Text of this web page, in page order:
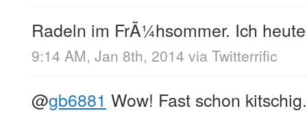
Radeln im FrÃ¼hsommer. Ich
9:14 AM, Jan 8th, 2014 via Twitterrific
@gb6881 Wow! Fast schon